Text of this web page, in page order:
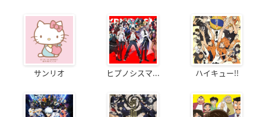
サンリオ ヒプノシスマ... ハイキュー!!